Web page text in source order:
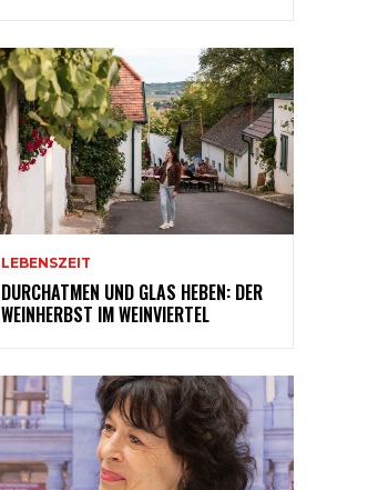
LEBENSZEIT
DURCHATMEN UND GLAS HEBEN: DER
WEINHERBST IM WEINVIERTEL